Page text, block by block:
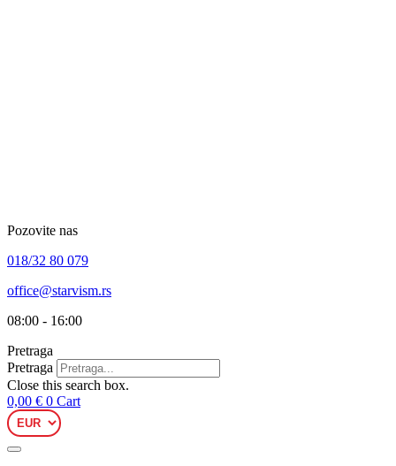
Pozovite nas
018/32 80 079
office@starvism.rs
08:00 - 16:00
Pretraga
Pretraga
Close this search box.
0,00 € 0 Cart